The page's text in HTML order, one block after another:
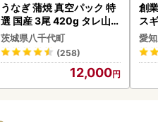
うなぎ 蒲焼 真空パック 特
選 国産 3尾 420g タレ山椒
付き うな重 ひつまぶし 訳
あり 茨城 ウナギ 鰻 個包装
人気 美味しい 小分け 八千
茨城県八千代町
(258)
12,000
創
ス
み
惣
ン
愛